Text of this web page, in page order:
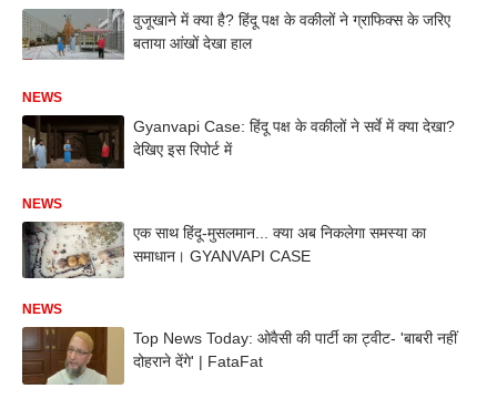
वुजूखाने में क्या है? हिंदू पक्ष के वकीलों ने ग्राफिक्स के जरिए
बताया आंखों देखा हाल
NEWS
Gyanvapi Case: हिंदू पक्ष के वकीलों ने सर्वे में क्या देखा?
देखिए इस रिपोर्ट में
NEWS
एक साथ हिंदू-मुसलमान... क्या अब निकलेगा समस्या का
समाधान। GYANVAPI CASE
NEWS
Top News Today: ओवैसी की पार्टी का ट्वीट- 'बाबरी नहीं
दोहराने देंगे' | FataFat